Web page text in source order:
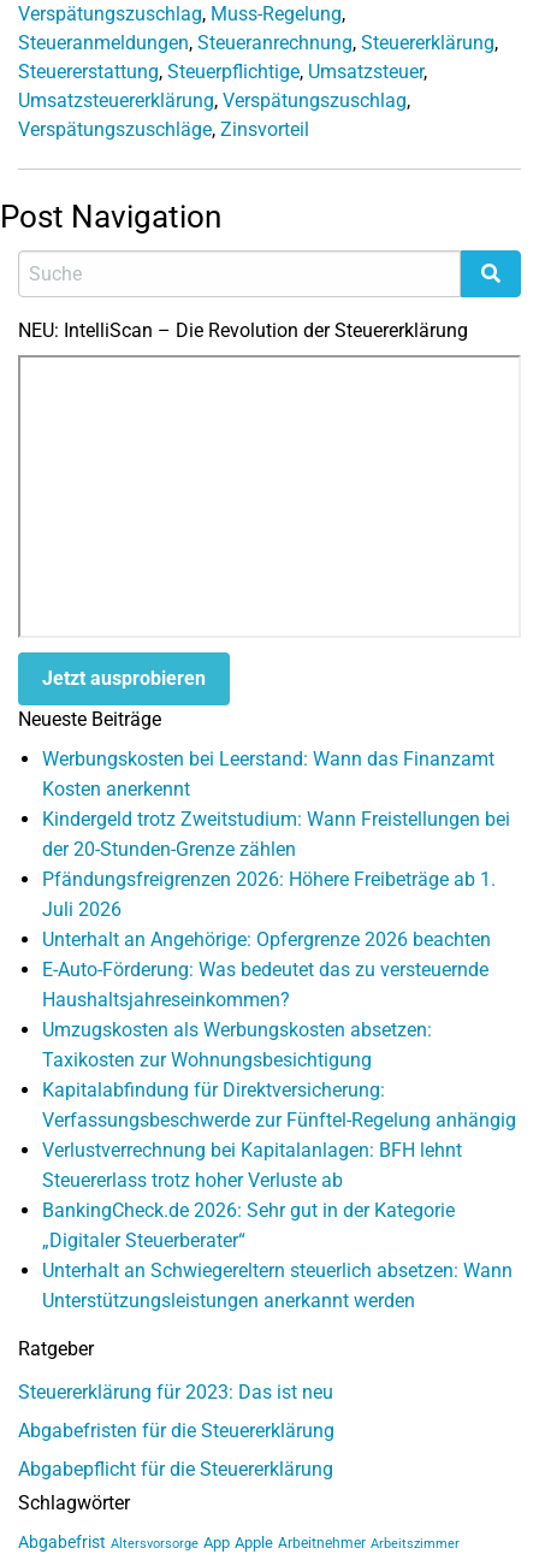
Verspätungszuschlag, Muss-Regelung,
Steueranmeldungen, Steueranrechnung, Steuererklärung,
Steuererstattung, Steuerpflichtige, Umsatzsteuer,
Umsatzsteuererklärung, Verspätungszuschlag,
Verspätungszuschläge, Zinsvorteil
Post Navigation
NEU: IntelliScan – Die Revolution der Steuererklärung
Jetzt ausprobieren
Neueste Beiträge
Werbungskosten bei Leerstand: Wann das Finanzamt
Kosten anerkennt
Kindergeld trotz Zweitstudium: Wann Freistellungen bei
der 20-Stunden-Grenze zählen
Pfändungsfreigrenzen 2026: Höhere Freibeträge ab 1.
Juli 2026
Unterhalt an Angehörige: Opfergrenze 2026 beachten
E-Auto-Förderung: Was bedeutet das zu versteuernde
Haushaltsjahreseinkommen?
Umzugskosten als Werbungskosten absetzen:
Taxikosten zur Wohnungsbesichtigung
Kapitalabfindung für Direktversicherung:
Verfassungsbeschwerde zur Fünftel-Regelung anhängig
Verlustverrechnung bei Kapitalanlagen: BFH lehnt
Steuererlass trotz hoher Verluste ab
BankingCheck.de 2026: Sehr gut in der Kategorie
„Digitaler Steuerberater“
Unterhalt an Schwiegereltern steuerlich absetzen: Wann
Unterstützungsleistungen anerkannt werden
Ratgeber
Steuererklärung für 2023: Das ist neu
Abgabefristen für die Steuererklärung
Abgabepflicht für die Steuererklärung
Schlagwörter
Abgabefrist Altersvorsorge App Apple Arbeitnehmer Arbeitszimmer